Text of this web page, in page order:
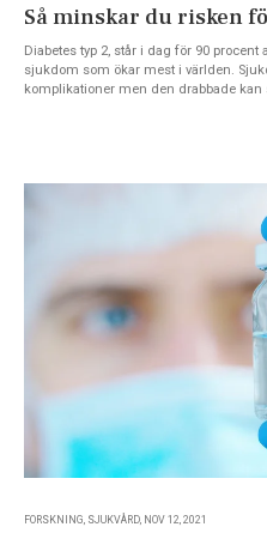
Så minskar du risken
Diabetes typ 2, står i dag för 90
sjukdom som ökar mest i världen.
komplikationer men den drabbade kan
FORSKNING, SJUKVÅRD, NOV 12, 2021